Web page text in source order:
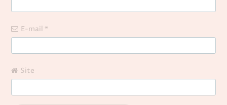
E-mail *
Site